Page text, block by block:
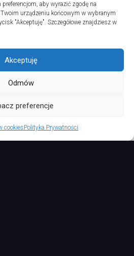
aby wyrazić zgodę na
urządzeniu końcowym w wybranym
"Akceptuję". Szczegółowe znajdziesz w
Akceptuję
Odmów
preferencje
cookiesPolityka Prywatności